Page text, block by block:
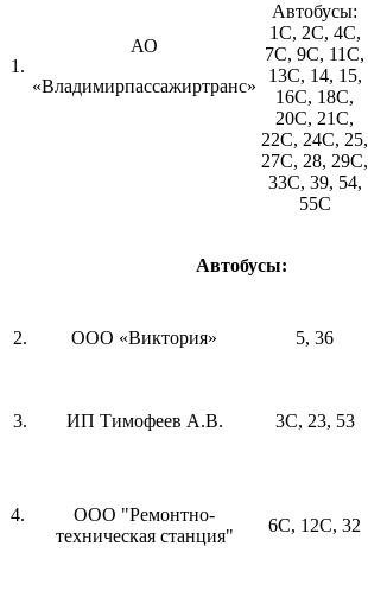
1.
АО
«Владимирпассажиртранс»
Автобусы:
1С, 2С, 4С,
7С, 9C, 11С,
13С, 14, 15,
16С, 18С,
20С, 21С,
22С, 24С, 25,
27С, 28, 29С,
33С, 39, 54,
55С
Автобусы:
2. ООО «Виктория» 5, 36
3. ИП Тимофеев А.В. 3С, 23, 53
4.
ООО "Ремонтно-
техническая станция"
6С, 12С, 32